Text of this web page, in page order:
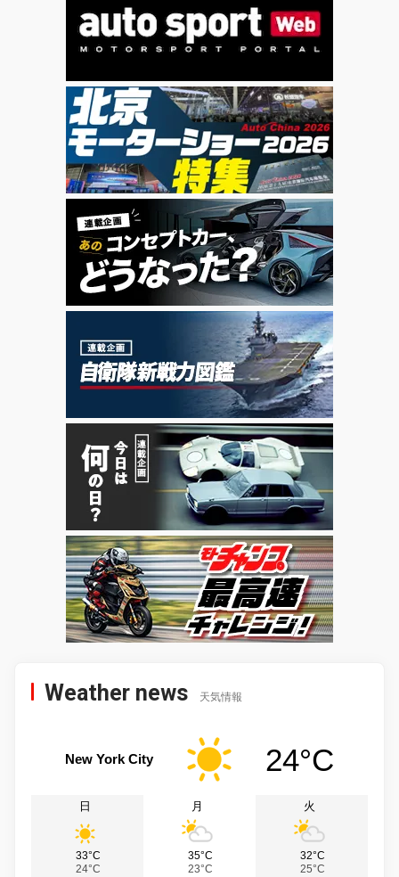
Weather news 天気情報
New York City 24°C
日
33°C
24°C
月
35°C
23°C
火
32°C
25°C